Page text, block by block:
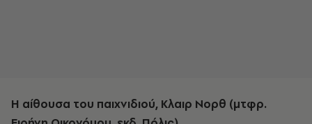
Η αίθουσα του παιχνιδιού, Κλαιρ Νορθ (μτφρ.